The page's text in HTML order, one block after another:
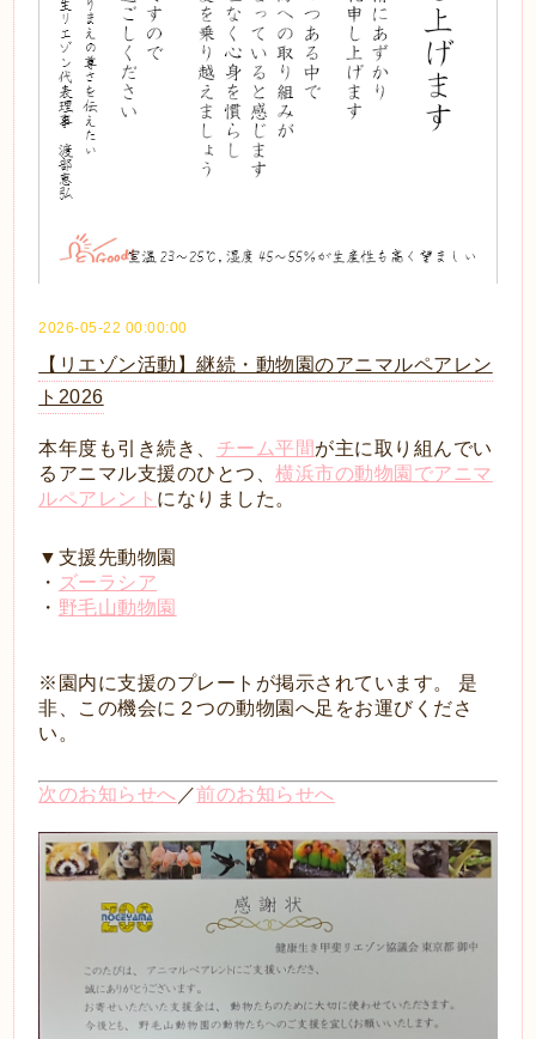
2026-05-22 00:00:00
【リエゾン活動】継続・動物園のアニマルペアレン
ト2026
本年度も引き続き、 チーム平間が主に取り組んでい
るアニマル支援のひとつ、横浜市の動物園でアニマ
ルペアレント になりました。
▼支援先動物園
・ ズーラシア
・ 野毛山動物園
※園内に支援のプレートが掲示されています。 是
非、この機会に２つの動物園へ足をお運びくださ
い。
次のお知らせへ ／前のお知らせへ